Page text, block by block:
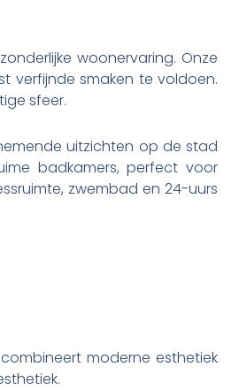
woonervaring. Onze
verfijnde smaken te voldoen.
sfeer.
uitzichten op de stad
badkamers, perfect voor
zwembad en 24-uurs
moderne esthetiek